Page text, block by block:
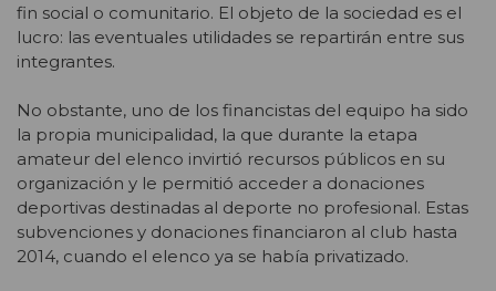
fin social o comunitario. El objeto de la sociedad es el
lucro: las eventuales utilidades se repartirán entre sus
integrantes.
No obstante, uno de los financistas del equipo ha sido
la propia municipalidad, la que durante la etapa
amateur del elenco invirtió recursos públicos en su
organización y le permitió acceder a donaciones
deportivas destinadas al deporte no profesional. Estas
subvenciones y donaciones financiaron al club hasta
2014, cuando el elenco ya se había privatizado.